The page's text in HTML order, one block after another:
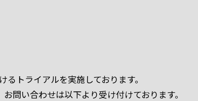
トライアルを実施しております。
問い合わせは以下より受け付けております。